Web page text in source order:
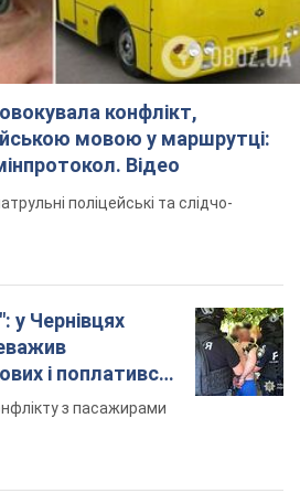
конфлікт,
мовою у маршрутці:
Відео
поліцейські та слідчо-
у Чернівцях
і поплатився.
з пасажирами